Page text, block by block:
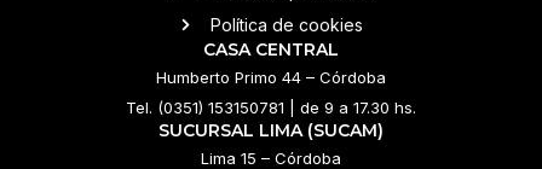
Política de cookies
CASA CENTRAL
Humberto Primo 44 – Córdoba
Tel. (0351) 153150781 | de 9 a 17.30 hs.
SUCURSAL LIMA (SUCAM)
Lima 15 – Córdoba